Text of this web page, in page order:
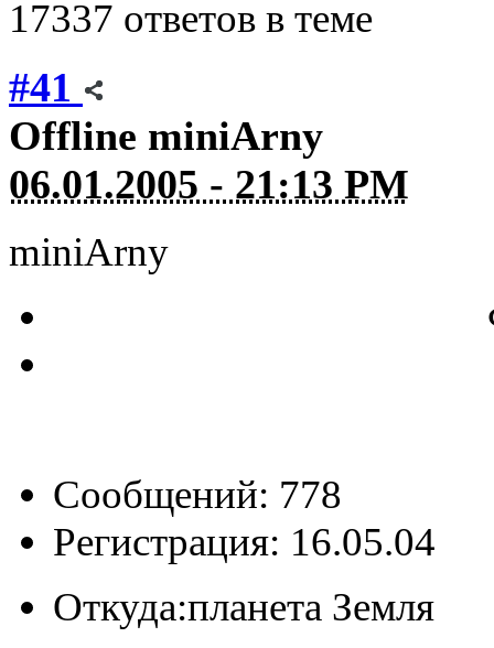
17337 ответов в теме
#41
Offline miniArny
06.01.2005 - 21:13 PM
miniArny
Сообщений: 778
Регистрация: 16.05.04
Откуда:планета Земля